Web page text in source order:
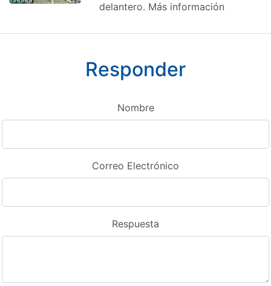
delantero. Más información
Responder
Nombre
Correo Electrónico
Respuesta